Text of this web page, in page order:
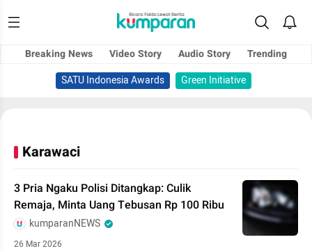
Breaking News Video Story Audio Story
Trending
SATU Indonesia Awards
Green Initiative
Karawaci
3 Pria Ngaku Polisi Ditangkap: Culik
Remaja, Minta Uang Tebusan Rp 100 Ribu
kumparanNEWS
26 Mar 2026